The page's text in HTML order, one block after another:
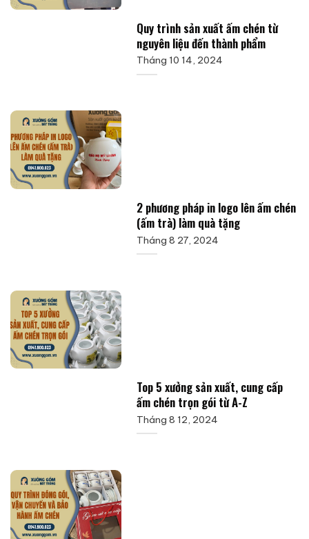
Quy trình sản xuất ấm chén từ
nguyên liệu đến thành phẩm
Tháng 10 14, 2024
2 phương pháp in logo lên ấm chén
(ấm trà) làm quà tặng
Tháng 8 27, 2024
Top 5 xưởng sản xuất, cung cấp
ấm chén trọn gói từ A-Z
Tháng 8 12, 2024